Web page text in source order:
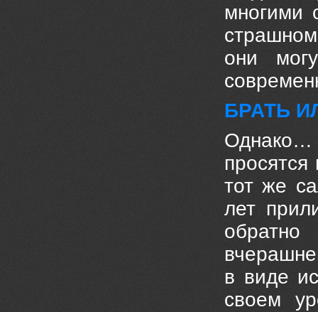
многими
они
БРАТЬ
Однако…
тот же
лет
в виде
своем